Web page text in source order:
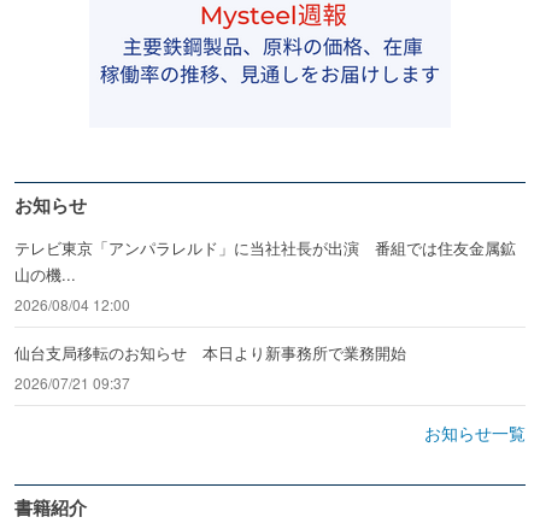
お知らせ
テレビ東京「アンパラレルド」に当社社長が出演 番組では住友金属鉱
山の機...
2026/08/04 12:00
仙台支局移転のお知らせ 本日より新事務所で業務開始
2026/07/21 09:37
お知らせ一覧
書籍紹介